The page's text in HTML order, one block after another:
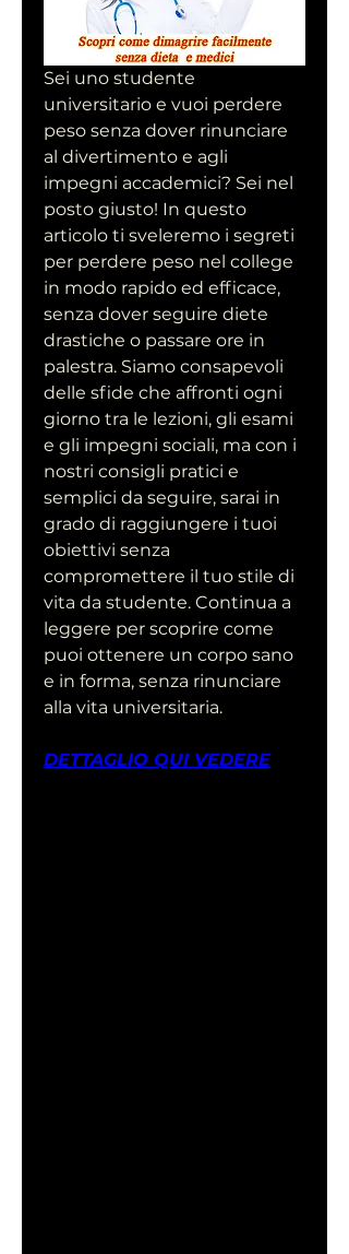
Sei uno studente
universitario e vuoi perdere
peso senza dover rinunciare
al divertimento e agli
impegni accademici? Sei nel
posto giusto! In questo
articolo ti sveleremo i segreti
per perdere peso nel college
in modo rapido ed efficace,
senza dover seguire diete
drastiche o passare ore in
palestra. Siamo consapevoli
delle sfide che affronti ogni
giorno tra le lezioni, gli esami
e gli impegni sociali, ma con i
nostri consigli pratici e
semplici da seguire, sarai in
grado di raggiungere i tuoi
obiettivi senza
compromettere il tuo stile di
vita da studente. Continua a
leggere per scoprire come
puoi ottenere un corpo sano
e in forma, senza rinunciare
alla vita universitaria.
DETTAGLIO QUI VEDERE